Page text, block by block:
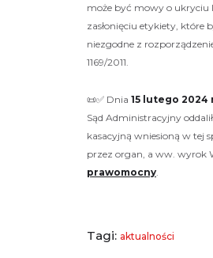
może być mowy o ukryciu
zasłonięciu etykiety, które
niezgodne z
1169/2011.
📜✅ Dnia 15 lutego 2024
Sąd Administracyjny
kasacyjną wniesioną w tej
przez organ, a ww. wyrok
prawomocny
Tagi: aktualności